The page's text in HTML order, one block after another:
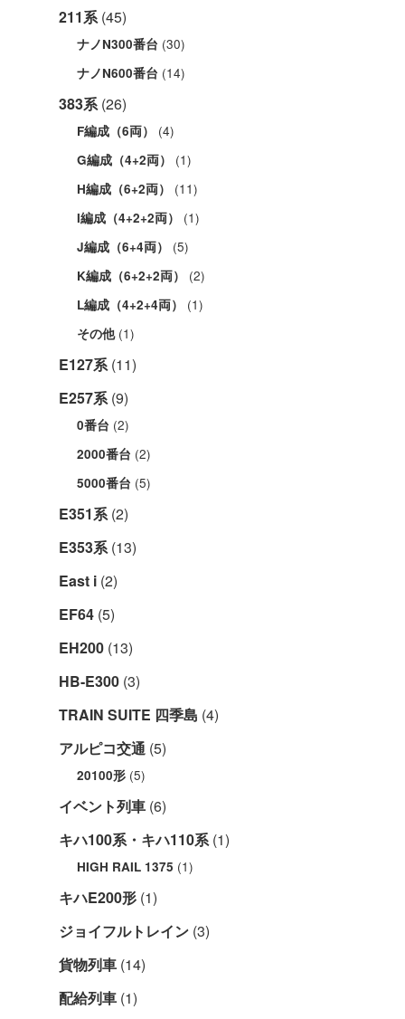
211系(45)
ナノN300番台 (30)
ナノN600番台 (14)
383系(26)
F編成（6両） (4)
G編成（4+2両） (1)
H編成（6+2両） (11)
I編成（4+2+2両） (1)
J編成（6+4両） (5)
K編成（6+2+2両） (2)
L編成（4+2+4両） (1)
その他(1)
E127系(11)
E257系(9)
0番台 (2)
2000番台 (2)
5000番台 (5)
E351系(2)
E353系(13)
East i (2)
EF64 (5)
EH200 (13)
HB-E300 (3)
TRAIN SUITE 四季島 (4)
アルピコ交通 (5)
20100形 (5)
イベント列車 (6)
キハ100系・キハ110系(1)
HIGH RAIL 1375 (1)
キハE200形 (1)
ジョイフルトレイン (3)
貨物列車 (14)
配給列車 (1)